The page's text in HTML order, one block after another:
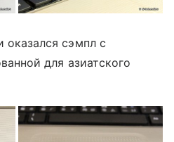
сэмпл с
для азиатского